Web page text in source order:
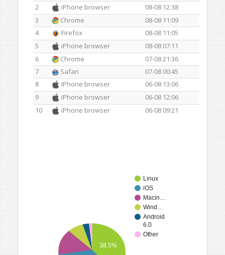
2
iPhone browser
08-08 12:38
3
Chrome
08-08 11:09
4
Firefox
08-08 11:05
5
iPhone browser
08-08 07:11
6
Chrome
07-08 21:36
7
Safari
07-08 00:45
8
iPhone browser
06-08 13:06
9
iPhone browser
06-08 12:06
10
iPhone browser 06-08 09:21
Linux
iOS
Macin…
Wind…
Android
6.0
Other
38.5%